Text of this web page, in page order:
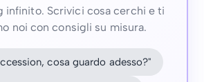
infinito. Scrivici cosa cerchi e ti
noi con consigli su misura.
cosa guardo adesso?"